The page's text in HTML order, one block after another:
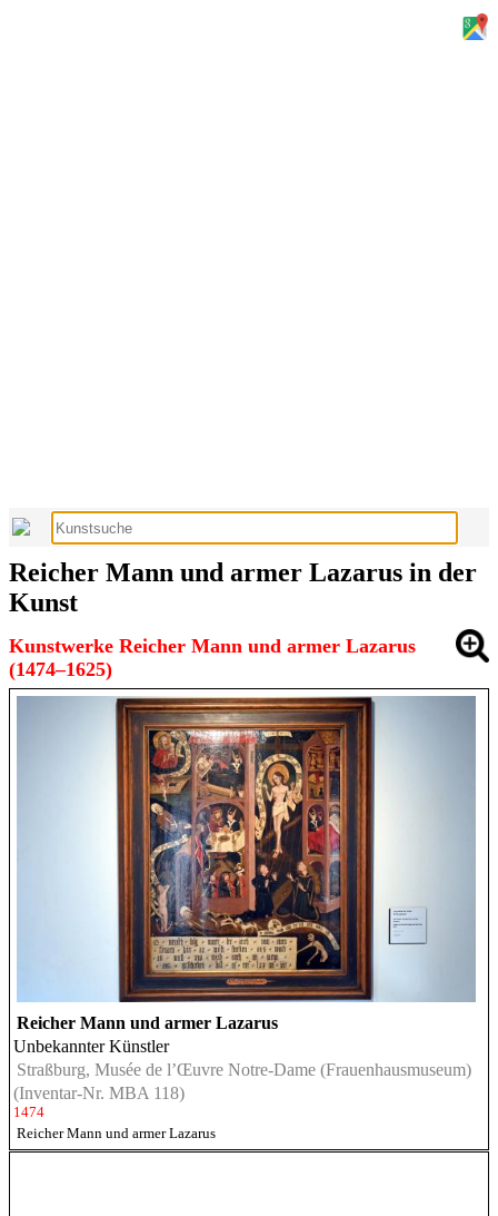
Reicher Mann und armer Lazarus in der
Kunst
Kunstwerke Reicher Mann und armer Lazarus
(1474–1625)
Reicher Mann und armer Lazarus
Unbekannter Künstler
Straßburg, Musée de l’Œuvre Notre-Dame (Frauenhausmuseum)
(Inventar-Nr. MBA 118)
1474
Reicher Mann und armer Lazarus